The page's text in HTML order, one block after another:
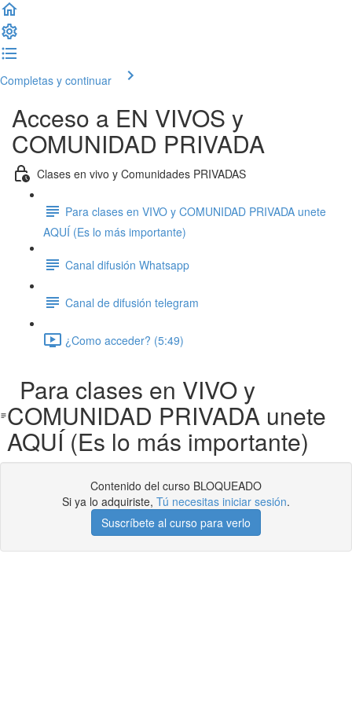
Completas y continuar
Acceso a EN VIVOS y
COMUNIDAD PRIVADA
Clases en vivo y Comunidades PRIVADAS
Para clases en VIVO y COMUNIDAD PRIVADA unete
AQUÍ (Es lo más importante)
Canal difusión Whatsapp
Canal de difusión telegram
¿Como acceder? (5:49)
Para clases en VIVO y
COMUNIDAD PRIVADA unete
AQUÍ (Es lo más importante)
Contenido del curso BLOQUEADO
Si ya lo adquiriste, Tú necesitas iniciar sesión.
Suscríbete al curso para verlo